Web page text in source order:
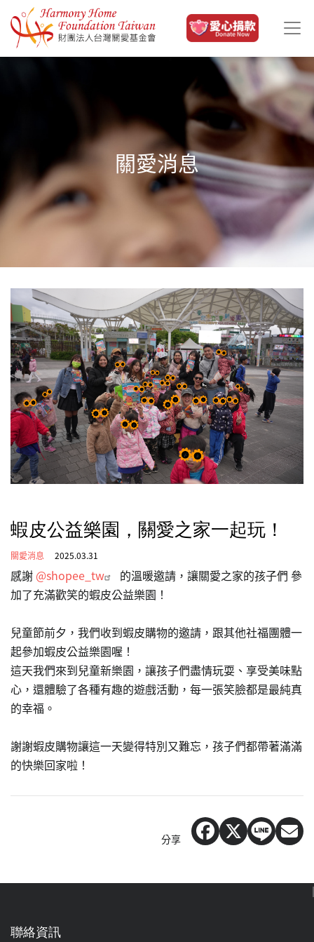
移至主內容
關愛消息
蝦皮公益樂園，關愛之家一起玩！
關愛消息 2025.03.31
感謝 @shopee_tw
的溫暖邀請，讓關愛之家的孩子們 參
加了充滿歡笑的蝦皮公益樂園！
兒童節前夕，我們收到蝦皮購物的邀請，跟其他社福團體一
起參加蝦皮公益樂園喔！
這天我們來到兒童新樂園，讓孩子們盡情玩耍、享受美味點
心，還體驗了各種有趣的遊戲活動，每一張笑臉都是最純真
的幸福。
謝謝蝦皮購物讓這一天變得特別又難忘，孩子們都帶著滿滿
的快樂回家啦！
分享
聯絡資訊